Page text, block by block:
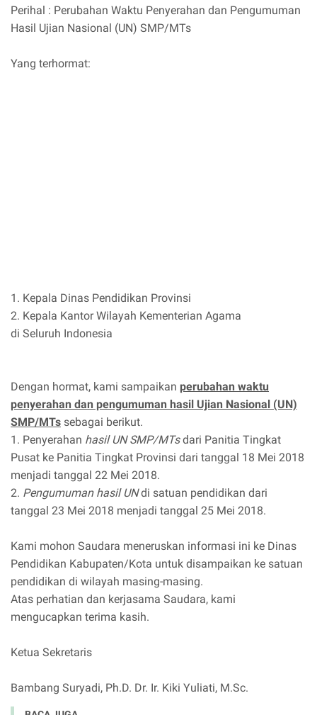
Perihal : Perubahan Waktu Penyerahan dan Pengumuman
Hasil Ujian Nasional (UN) SMP/MTs
Yang terhormat:
1. Kepala Dinas Pendidikan Provinsi
2. Kepala Kantor Wilayah Kementerian Agama
di Seluruh Indonesia
Dengan hormat, kami sampaikan perubahan waktu
penyerahan dan pengumuman hasil Ujian Nasional (UN)
SMP/MTs sebagai berikut.
1. Penyerahan hasil UN SMP/MTsdari Panitia Tingkat
Pusat ke Panitia Tingkat Provinsi dari tanggal 18 Mei 2018
menjadi tanggal 22 Mei 2018.
2. Pengumuman hasil UNdi satuan pendidikan dari
tanggal 23 Mei 2018 menjadi tanggal 25 Mei 2018.
Kami mohon Saudara meneruskan informasi ini ke Dinas
Pendidikan Kabupaten/Kota untuk disampaikan ke satuan
pendidikan di wilayah masing-masing.
Atas perhatian dan kerjasama Saudara, kami
mengucapkan terima kasih.
Ketua Sekretaris
Bambang Suryadi, Ph.D. Dr. Ir. Kiki Yuliati, M.Sc.